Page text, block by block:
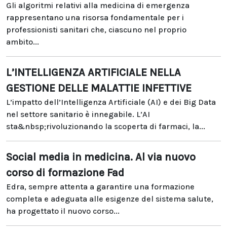
Gli algoritmi relativi alla medicina di emergenza
rappresentano una risorsa fondamentale per i
professionisti sanitari che, ciascuno nel proprio
ambito...
L’INTELLIGENZA ARTIFICIALE NELLA
GESTIONE DELLE MALATTIE INFETTIVE
L’impatto dell’Intelligenza Artificiale (AI) e dei Big Data
nel settore sanitario è innegabile. L’AI
sta&nbsp;rivoluzionando la scoperta di farmaci, la...
Social media in medicina. Al via nuovo
corso di formazione Fad
Edra, sempre attenta a garantire una formazione
completa e adeguata alle esigenze del sistema salute,
ha progettato il nuovo corso...